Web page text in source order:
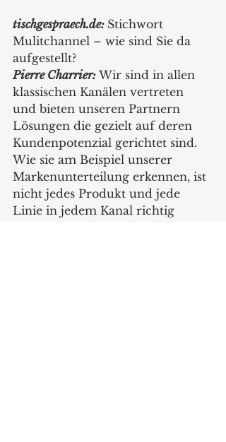
tischgespraech.de: Stichwort
Mulitchannel – wie sind Sie da
aufgestellt?
Pierre Charrier: Wir sind in allen
klassischen Kanälen vertreten
und bieten unseren Partnern
Lösungen die gezielt auf deren
Kundenpotenzial gerichtet sind.
Wie sie am Beispiel unserer
Markenunterteilung erkennen, ist
nicht jedes Produkt und jede
Linie in jedem Kanal richtig
positioniert, da Kunden heute